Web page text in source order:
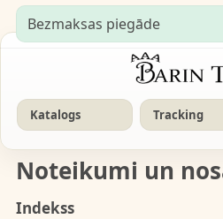
Bezmaksas piegāde
Katalogs Tracking
Noteikumi un
Indekss